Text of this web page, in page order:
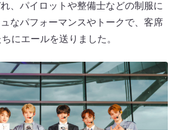
、パイロットや整備士などの制服に
なパフォーマンスやトークで、客席
にエールを送りました。